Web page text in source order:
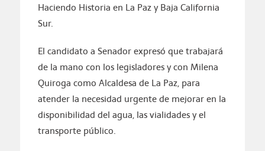
Haciendo Historia en La Paz y Baja California
Sur.
El candidato a Senador expresó que trabajará
de la mano con los legisladores y con Milena
Quiroga como Alcaldesa de La Paz, para
atender la necesidad urgente de mejorar en la
disponibilidad del agua, las vialidades y el
transporte público.